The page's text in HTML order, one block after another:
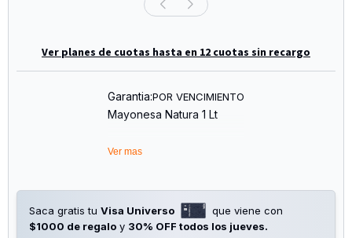
Ver planes de cuotas hasta en 12 cuotas sin recargo
Garantia:POR VENCIMIENTO
Mayonesa Natura 1 Lt
Ver mas
Saca gratis tu Visa Universo
que viene con
$1000 de regalo y 30% OFF todos los jueves.